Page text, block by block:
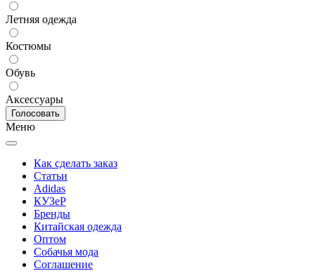
Летняя одежда
Костюмы
Обувь
Аксессуары
Меню
Как сделать заказ
Статьи
Adidas
КУЗеР
Бренды
Китайская одежда
Оптом
Собачья мода
Соглашение